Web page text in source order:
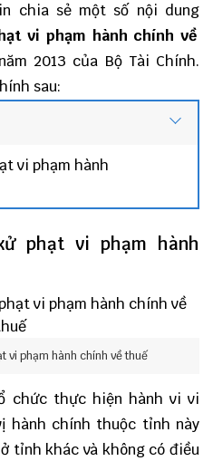
chia sẻ một số nội dung
vi phạm hành chính về
2013 của Bộ Tài Chính.
sau:
vi phạm hành
phạt vi phạm hành
vi phạm hành chính về thuế
chức thực hiện hành vi vi
hành chính thuộc tỉnh này
tỉnh khác và không có điều